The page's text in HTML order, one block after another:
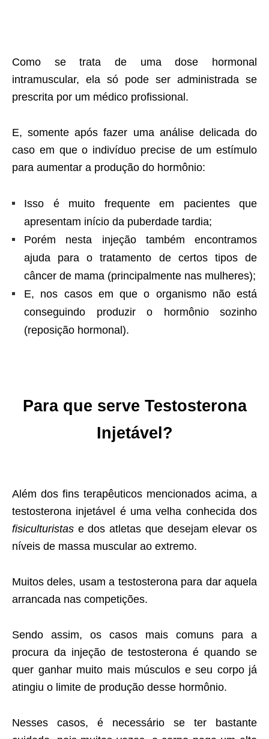
Como se trata de uma dose hormonal
intramuscular, ela só pode ser administrada se
prescrita por um médico profissional.
E, somente após fazer uma análise delicada do
caso em que o indivíduo precise de um estímulo
para aumentar a produção do hormônio:
Isso é muito frequente em pacientes que
apresentam início da puberdade tardia;
Porém nesta injeção também encontramos
ajuda para o tratamento de certos tipos de
câncer de mama (principalmente nas mulheres);
E, nos casos em que o organismo não está
conseguindo produzir o hormônio sozinho
(reposição hormonal).
Para que serve Testosterona
Injetável?
Além dos fins terapêuticos mencionados acima, a
testosterona injetável é uma velha conhecida dos
fisiculturistas e dos atletas que desejam elevar os
níveis de massa muscular ao extremo.
Muitos deles, usam a testosterona para dar aquela
arrancada nas competições.
Sendo assim, os casos mais comuns para a
procura da injeção de testosterona é quando se
quer ganhar muito mais músculos e seu corpo já
atingiu o limite de produção desse hormônio.
Nesses casos, é necessário se ter bastante